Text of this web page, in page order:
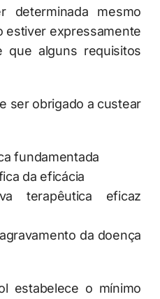
determinada mesmo
estiver expressamente
que alguns requisitos
ser obrigado a custear
fundamentada
da eficácia
terapêutica eficaz
da doença
estabelece o mínimo